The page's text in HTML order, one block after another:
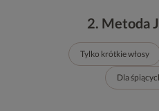
2. Metoda
Tylko krótkie włosy
Dla